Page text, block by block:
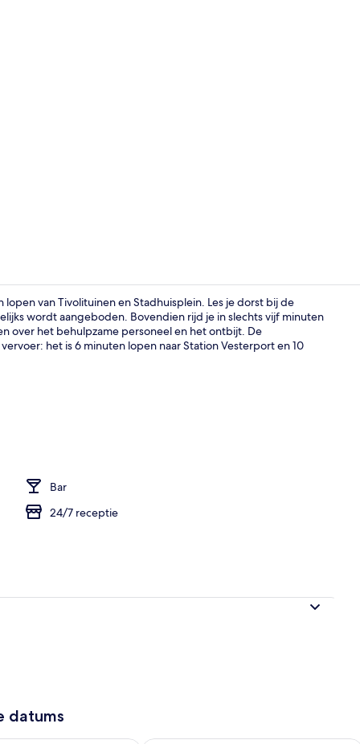
Standaard
van Tivolituinen en Stadhuisplein. Les je dorst bij de
wordt aangeboden. Bovendien rijd je in slechts vijf minuten
over het behulpzame personeel en het ontbijt. De
het is 6 minuten lopen naar Station Vesterport en 10
Bar
24/7 receptie
datums